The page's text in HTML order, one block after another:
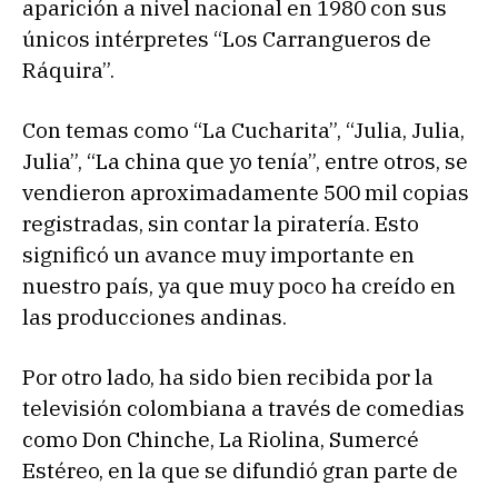
aparición a nivel nacional en 1980 con sus
únicos intérpretes “Los Carrangueros de
Ráquira”.
Con temas como “La Cucharita”, “Julia, Julia,
Julia”, “La china que yo tenía”, entre otros, se
vendieron aproximadamente 500 mil copias
registradas, sin contar la piratería. Esto
significó un avance muy importante en
nuestro país, ya que muy poco ha creído en
las producciones andinas.
Por otro lado, ha sido bien recibida por la
televisión colombiana a través de comedias
como Don Chinche, La Riolina, Sumercé
Estéreo, en la que se difundió gran parte de